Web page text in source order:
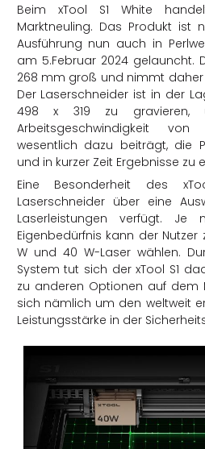
Beim xTool S1 White
Marktneuling. Das Produkt ist
Ausführung nun auch in
am 5.Februar 2024 gelauncht.
268 mm groß und nimmt daher
Der Laserschneider ist in der
498 x 319 zu gravieren,
Arbeitsgeschwindigkeit
wesentlich dazu beiträgt, die
und in kurzer Zeit Ergebnisse zu
Eine Besonderheit des
Laserschneider über eine
Laserleistungen verfügt. Je
Eigenbedürfnis kann der Nutzer
W und 40 W-Laser wählen.
System tut sich derxTool S1
zu anderen Optionen auf dem
sich nämlich um den weltweit
Leistungsstärke in der